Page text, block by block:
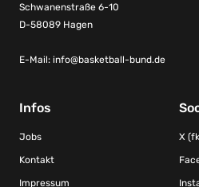
Schwanenstraße 6-10
D-58089 Hagen
E-Mail: info@basketball-bund.de
Infos
Jobs
Kontakt
Impressum
X